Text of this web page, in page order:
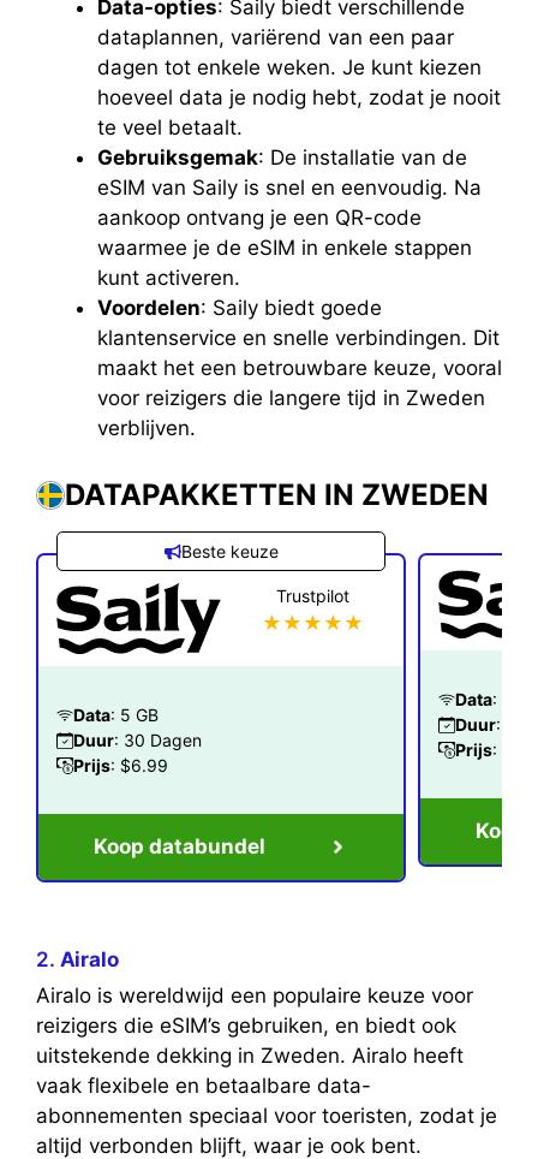
Data-opties: Saily biedt verschillende
dataplannen, variërend van een paar
dagen tot enkele weken. Je kunt kiezen
hoeveel data je nodig hebt, zodat je nooit
te veel betaalt.
Gebruiksgemak: De installatie van de
eSIM van Saily is snel en eenvoudig. Na
aankoop ontvang je een QR-code
waarmee je de eSIM in enkele stappen
kunt activeren.
Voordelen: Saily biedt goede
klantenservice en snelle verbindingen. Dit
maakt het een betrouwbare keuze, vooral
voor reizigers die langere tijd in Zweden
verblijven.
DATAPAKKETTEN IN ZWEDEN
Beste keuze
Trustpilot
★★★★★
Data: 5 GB
Duur: 30 Dagen
Prijs: $6.99
Koop databundel
Data: 1 GB
Duur: 7
Prijs:
Koop
2. Airalo
Airalo is wereldwijd een populaire keuze voor
reizigers die eSIM’s gebruiken, en biedt ook
uitstekende dekking in Zweden. Airalo heeft
vaak flexibele en betaalbare data-
abonnementen speciaal voor toeristen, zodat je
altijd verbonden blijft, waar je ook bent.